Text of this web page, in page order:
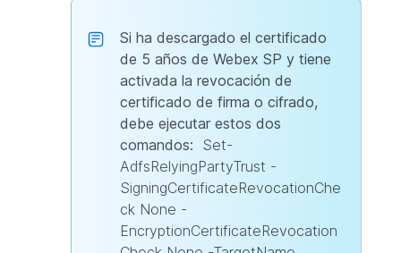
Si ha descargado el certificado
de 5 años de Webex SP y tiene
activada la revocación de
certificado de firma o cifrado,
debe ejecutar estos dos
comandos: Set-
AdfsRelyingPartyTrust -
SigningCertificateRevocationChe
ck None -
EncryptionCertificateRevocation